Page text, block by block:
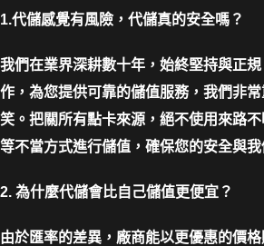
1.代儲感覺有風險，代儲真的安全嗎？
我們在業界深耕數十年，始終堅持與正
作，為您提供可靠的儲值服務，我們非
笑。把關所有點卡來源，絕不使用來路
等不當方式進行儲值，確保您的安全與我
2. 為什麼代儲會比自己儲值更便宜？
由於匯率的差異，廠商能以更優惠的價